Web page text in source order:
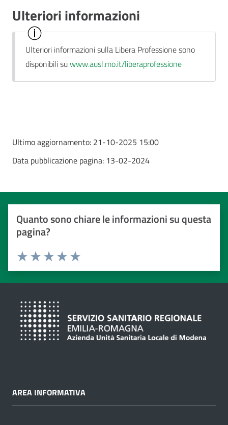
Ulteriori informazioni
Ulteriori informazioni sulla Libera Professione sono
disponibili suwww.ausl.mo.it/liberaprofessione
Ultimo aggiornamento: 21-10-2025 15:00
Data pubblicazione pagina: 13-02-2024
Quanto sono chiare le informazioni su questa
pagina?
Valuta da 1 a 5 stelle
Valuta 5 stelle su 5
Valuta 4 stelle su 5
Valuta 3 stelle su 5
Valuta 2 stelle su 5
Valuta 1 stelle su 5
AREA INFORMATIVA